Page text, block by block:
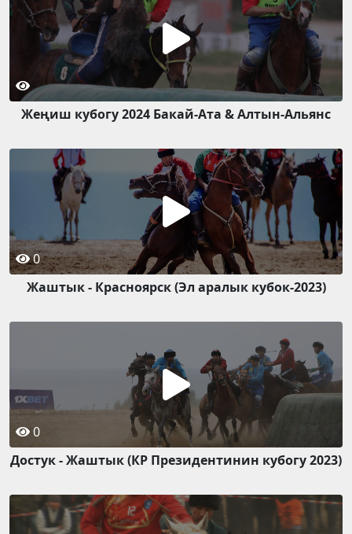
Жеңиш кубогу 2024 Бакай-Ата & Алтын-Альянс
0
Жаштык - Красноярск (Эл аралык кубок-2023)
0
Достук - Жаштык (КР Президентинин кубогу 2023)